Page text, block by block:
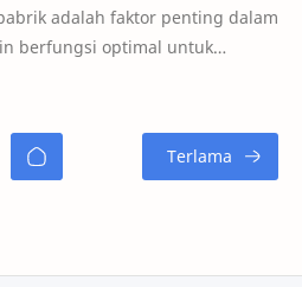
dalam
berfungsi optimal untuk